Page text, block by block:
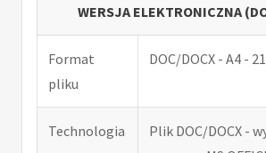
WERSJA ELEKTRONICZNA
Format
pliku
DOC/DOCX - A4 -
Technologia
Plik DOC/DOCX -